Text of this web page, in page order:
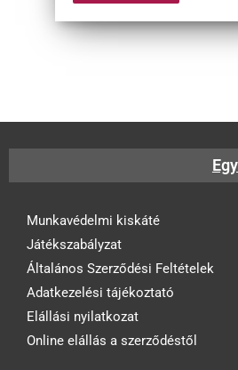
Munkavédelmi kiskáté
Játékszabályzat
Általános Szerződési Feltételek
Adatkezelési tájékoztató
Elállási nyilatkozat
Online elállás a szerződéstől